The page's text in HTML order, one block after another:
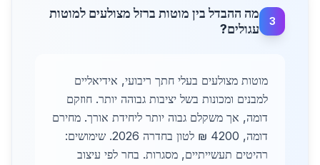
3
מה ההבדל בין מוטות ברזל מצולעים למוטות
עגולים?
מוטות מצולעים בעלי חתך ריבועי, אידיאליים
למבנים ומכונות בשל יציבות גבוהה יותר. חוזקם
דומה, אך משקלם גבוה יותר ליחידת אורך. מחירם
דומה, 4200 ₪ לטון בחדרה 2026. שימושים:
רהיטים תעשייתיים, מסגרות. בחר לפי עיצוב